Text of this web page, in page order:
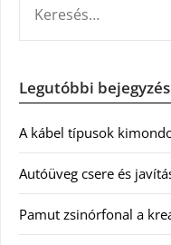
Legutóbbi
A kábel típusok
Autóüveg csere és
Pamut zsinórfonal a